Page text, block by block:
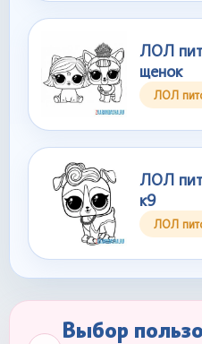
ЛОЛ
щенок
ЛОЛ
ЛОЛ
к9
ЛОЛ
Выбор